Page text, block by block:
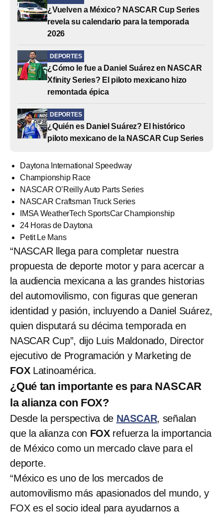
¿Vuelven a México? NASCAR Cup Series
revela su calendario para la temporada
2026
DEPORTES
¿Cómo le fue a Daniel Suárez en NASCAR
Xfinity Series? El piloto mexicano hizo
remontada épica
DEPORTES
¿Quién es Daniel Suárez? El histórico
piloto mexicano de la NASCAR Cup Series
Daytona International Speedway
Championship Race
NASCAR O’Reilly Auto Parts Series
NASCAR Craftsman Truck Series
IMSA WeatherTech SportsCar Championship
24 Horas de Daytona
Petit Le Mans
“NASCAR llega para completar nuestra
propuesta de deporte motor y para acercar a
la audiencia mexicana a las grandes historias
del automovilismo, con figuras que generan
identidad y pasión, incluyendo a Daniel Suárez,
quien disputará su décima temporada en
NASCAR Cup”, dijo Luis Maldonado, Director
ejecutivo de Programación y Marketing de
FOXLatinoamérica.
¿Qué tan importante es para NASCAR
la alianza con FOX?
Desde la perspectiva de NASCAR, señalan
que la alianza con FOX refuerza la importancia
de México como un mercado clave para el
deporte.
“México es uno de los mercados de
automovilismo más apasionados del mundo, y
FOX es el socio ideal para ayudarnos a